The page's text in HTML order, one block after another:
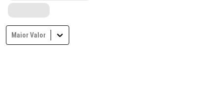
Maior Valor